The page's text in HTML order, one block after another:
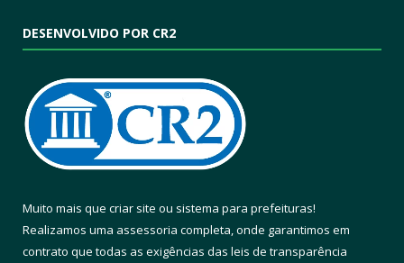
DESENVOLVIDO POR CR2
Muito mais que criar site ou sistema para prefeituras!
Realizamos uma assessoria completa, onde garantimos em
contrato que todas as exigências das leis de transparência